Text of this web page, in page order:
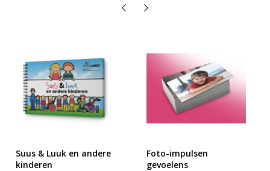
Suus & Luuk en andere
kinderen
Foto-impulsen
gevoelens